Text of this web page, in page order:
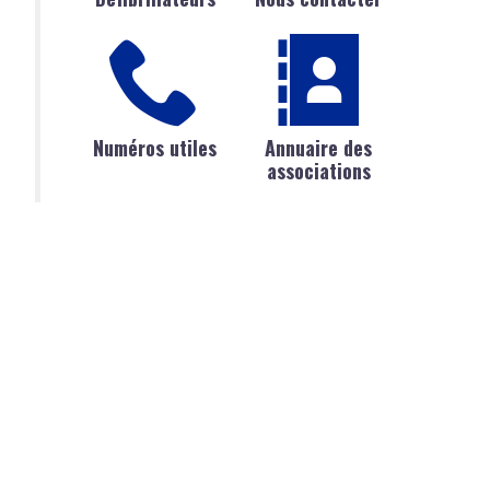
Numéros utiles
Annuaire des
associations